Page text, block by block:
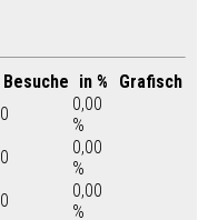
Besuche in %
Grafisch
0
0,00
%
0
0,00
%
0
0,00
%